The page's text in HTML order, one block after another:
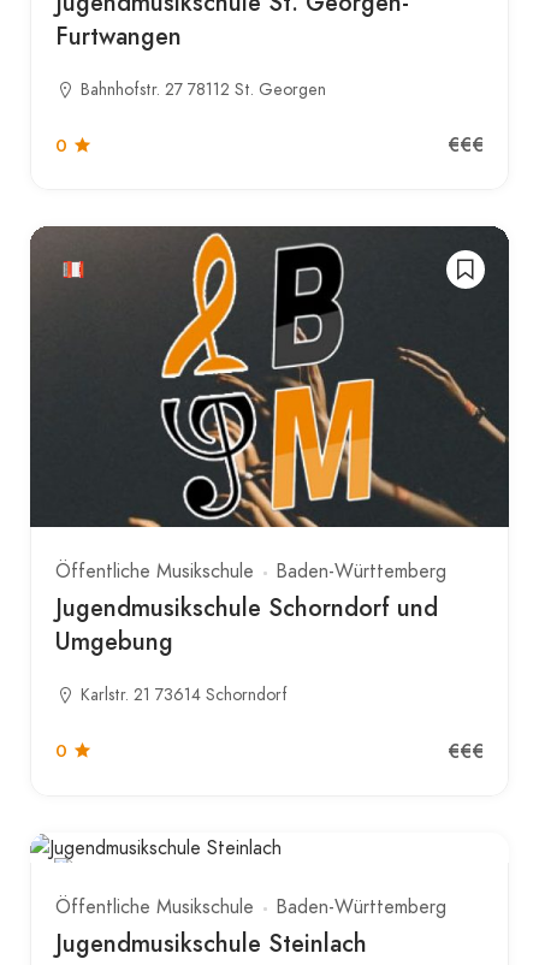
Furtwangen
Bahnhofstr. 27 78112 St. Georgen
0 €€€
Öffentliche Musikschule Baden-Württemberg
Jugendmusikschule Schorndorf und
Umgebung
Karlstr. 21 73614 Schorndorf
0 €€€
Öffentliche Musikschule Baden-Württemberg
Jugendmusikschule Steinlach